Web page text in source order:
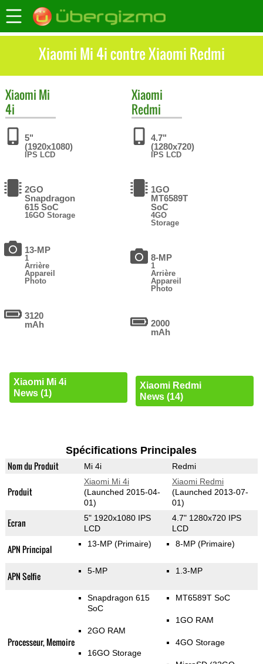
Xiaomi Mi 4i contre Xiaomi Redmi
Xiaomi Mi
4i
5"
(1920x1080)
IPS LCD
2GO
Snapdragon
615 SoC
16GO Storage
13-MP
1
Arrière
Appareil
Photo
3120
mAh
Xiaomi Mi 4i
News (1)
Xiaomi
Redmi
4.7"
(1280x720)
IPS LCD
1GO
MT6589T
SoC
4GO
Storage
8-MP
1
Arrière
Appareil
Photo
2000
mAh
Xiaomi Redmi
News (14)
Spécifications Principales
Nom du Produit Mi 4i Redmi
Produit
Xiaomi Mi 4i
(Launched 2015-04-
01)
Xiaomi Redmi
(Launched 2013-07-
01)
Ecran
5" 1920x1080 IPS
LCD
4.7" 1280x720 IPS
LCD
APN Principal 13-MP (Primaire) 8-MP (Primaire)
APN Selfie 5-MP 1.3-MP
Processeur, Memoire
Snapdragon 615
SoC
2GO RAM
16GO Storage
MT6589T SoC
1GO RAM
4GO Storage